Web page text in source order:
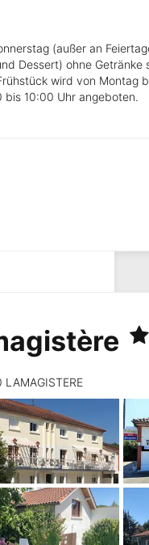
(außer an
Dessert) ohne
wird von Montag
10:00 Uhr angeboten.